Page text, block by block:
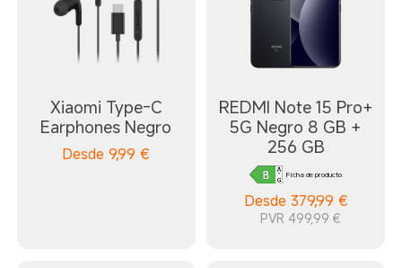
Xiaomi Type-C
Earphones Negro
Desde 9,99 €
REDMI Note 15 Pro+
5G Negro 8 GB +
256 GB
Ficha de producto
Desde 379,99 €
PVR 499,99 €